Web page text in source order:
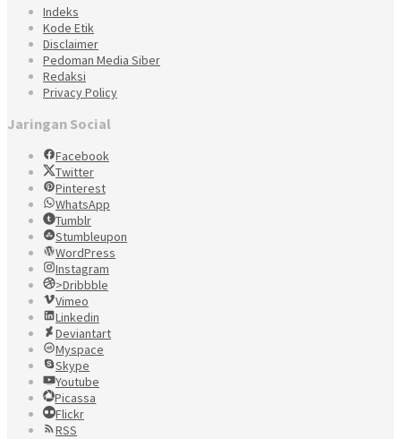
Indeks
Kode Etik
Disclaimer
Pedoman Media Siber
Redaksi
Privacy Policy
Jaringan Social
Facebook
Twitter
Pinterest
WhatsApp
Tumblr
Stumbleupon
WordPress
Instagram
>Dribbble
Vimeo
Linkedin
Deviantart
Myspace
Skype
Youtube
Picassa
Flickr
RSS